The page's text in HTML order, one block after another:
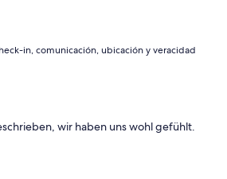
in, comunicación, ubicación y veracidad
wir haben uns wohl gefühlt.